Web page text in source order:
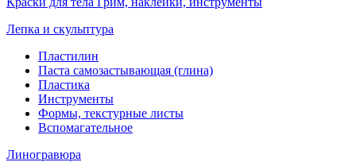
Лепка и скульптура
Пластилин
Паста самозастывающая (глина)
Пластика
Инструменты
Формы, текстурные листы
Вспомагательное
Линогравюра